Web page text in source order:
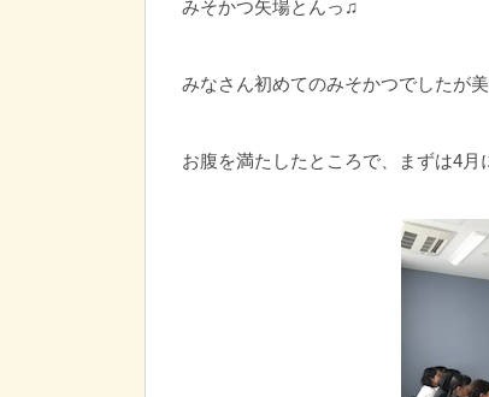
みそかつ矢場とんっ♫
みなさん初めてのみそかつでしたが
お腹を満たしたところで、まずは4